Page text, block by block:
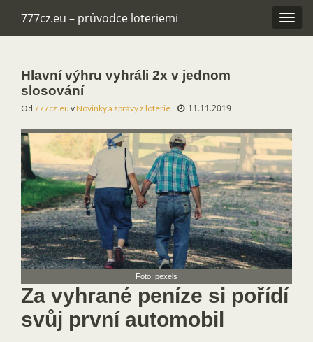
777cz.eu – průvodce loteriemi
Hlavní výhru vyhráli 2x v jednom
slosování
Od 777cz.eu vNovinky a zprávy z loterie 11.11.2019
Foto: pexels
Za vyhrané peníze si pořídí
svůj první automobil